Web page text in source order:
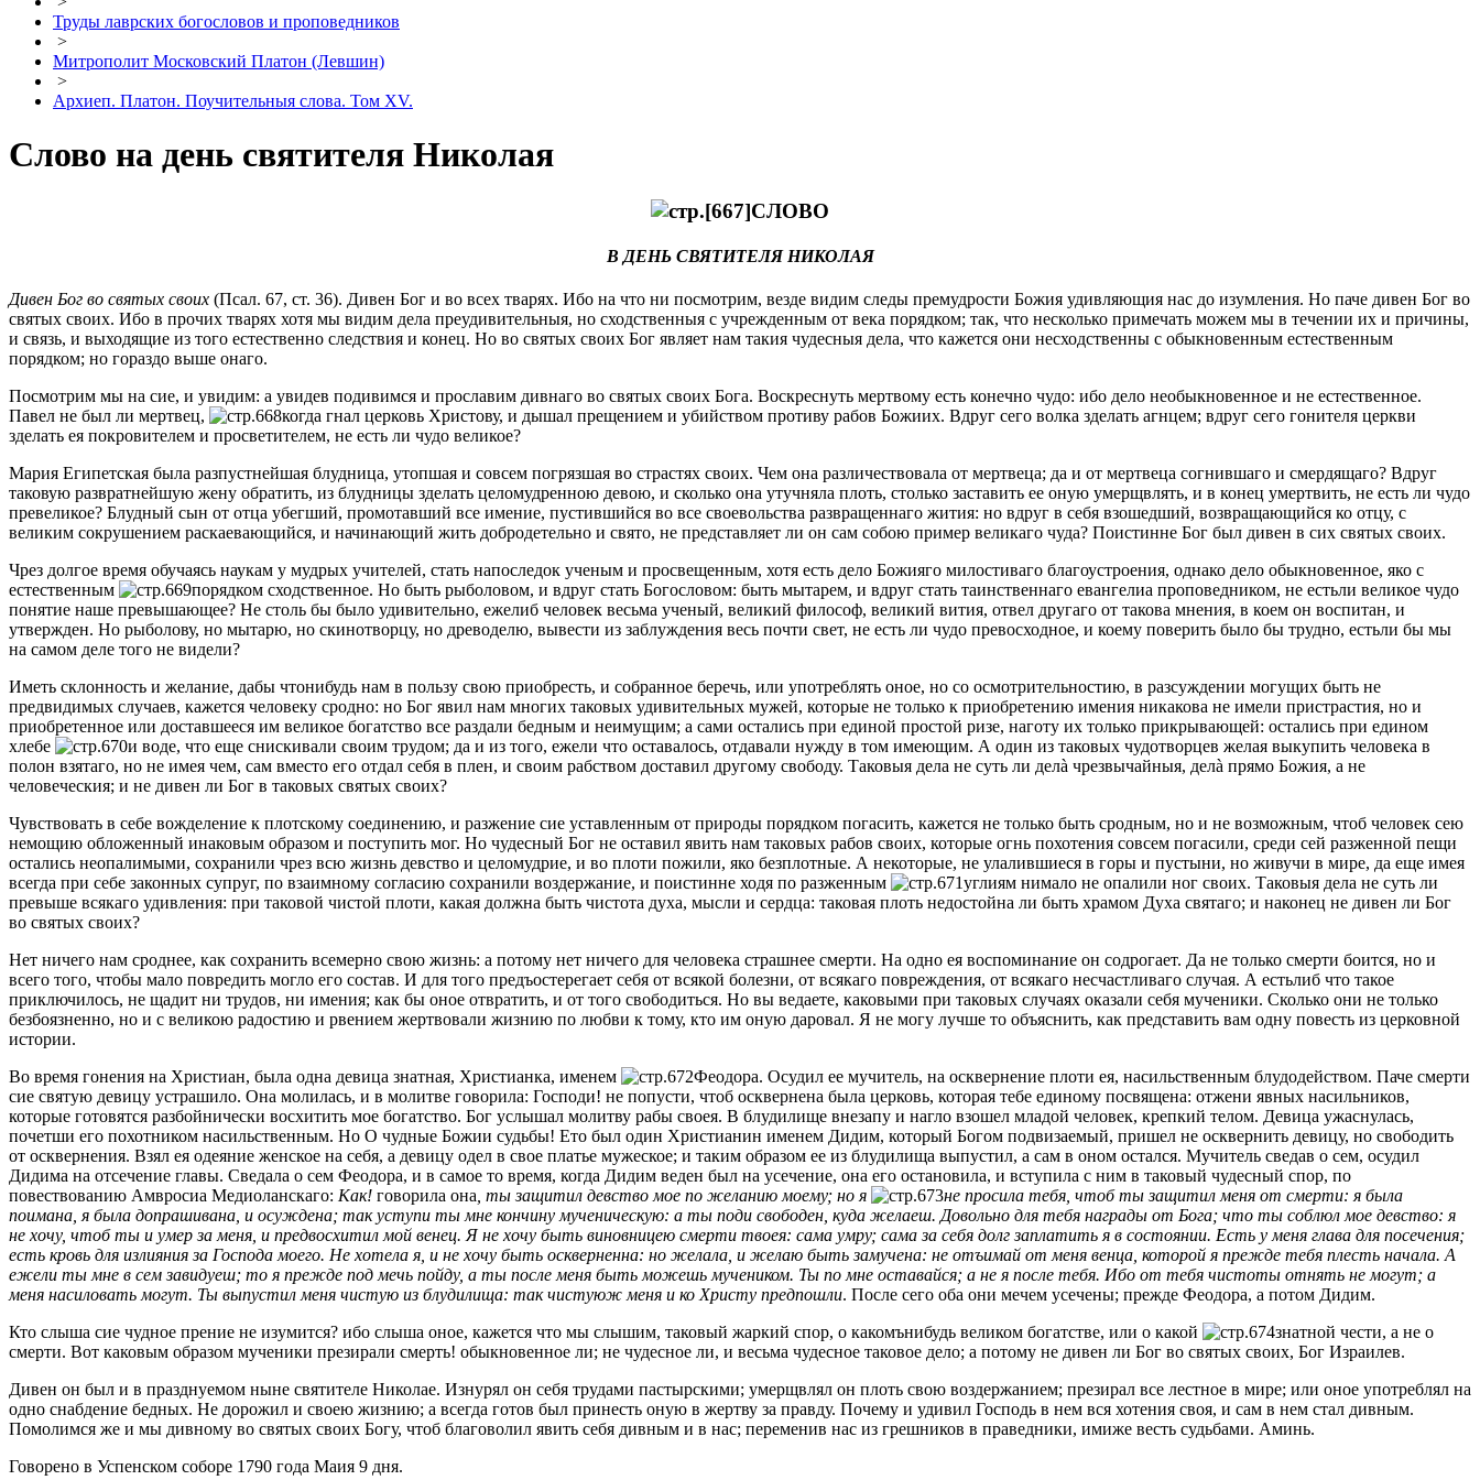
Труды лаврских богословов и проповедников
>
Митрополит Московский Платон (Левшин)
>
Архиеп. Платон. Поучительныя слова. Том XV.
Слово на день святителя Николая
СЛОВО
В ДЕНЬ СВЯТИТЕЛЯ НИКОЛАЯ
Дивен Бог во святых своих (Псал. 67, ст. 36). Дивен Бог и во всех тварях. Ибо на что ни посмотрим, везде видим следы премудрости Божия удивляющия нас до изумления. Но паче дивен Бог во
святых своих. Ибо в прочих тварях хотя мы видим дела преудивительныя, но сходственныя с учрежденным от века порядком; так, что несколько примечать можем мы в течении их и причины,
и связь, и выходящие из того естественно следствия и конец. Но во святых своих Бог являет нам такия чудесныя дела, что кажется они несходственны с обыкновенным естественным
порядком; но гораздо выше онаго.
Посмотрим мы на сие, и увидим: а увидев подивимся и прославим дивнаго во святых своих Бога. Воскреснуть мертвому есть конечно чудо: ибо дело необыкновенное и не естественное.
Павел не был ли мертвец,
когда гнал церковь Христову, и дышал прещением и убийством противу рабов Божиих. Вдруг сего волка зделать агнцем; вдруг сего гонителя церкви
зделать ея покровителем и просветителем, не есть ли чудо великое?
Мария Египетская была разпустнейшая блудница, утопшая и совсем погрязшая во страстях своих. Чем она различествовала от мертвеца; да и от мертвеца согнившаго и смердящаго? Вдруг
таковую развратнейшую жену обратить, из блудницы зделать целомудренною девою, и сколько она утучняла плоть, столько заставить ее оную умерщвлять, и в конец умертвить, не есть ли чудо
превеликое? Блудный сын от отца убегший, промотавший все имение, пустившийся во все своевольства развращеннаго жития: но вдруг в себя взошедший, возвращающийся ко отцу, с
великим сокрушением раскаевающийся, и начинающий жить добродетельно и свято, не представляет ли он сам собою пример великаго чуда? Поистинне Бог был дивен в сих святых своих.
Чрез долгое время обучаясь наукам у мудрых учителей, стать напоследок ученым и просвещенным, хотя есть дело Божияго милостиваго благоустроения, однако дело обыкновенное, яко с
естественным
порядком сходственное. Но быть рыболовом, и вдруг стать Богословом: быть мытарем, и вдруг стать таинственнаго евангелиа проповедником, не естьли великое чудо
понятие наше превышающее? Не столь бы было удивительно, ежелиб человек весьма ученый, великий философ, великий вития, отвел другаго от такова мнения, в коем он воспитан, и
утвержден. Но рыболову, но мытарю, но скинотворцу, но древоделю, вывести из заблуждения весь почти свет, не есть ли чудо превосходное, и коему поверить было бы трудно, естьли бы мы
на самом деле того не видели?
Иметь склонность и желание, дабы чтонибудь нам в пользу свою приобресть, и собранное беречь, или употреблять оное, но со осмотрительностию, в разсуждении могущих быть не
предвидимых случаев, кажется человеку сродно: но Бог явил нам многих таковых удивительных мужей, которые не только к приобретению имения никакова не имели пристрастия, но и
приобретенное или доставшееся им великое богатство все раздали бедным и неимущим; а сами остались при единой простой ризе, наготу их только прикрывающей: остались при едином
хлебе
и воде, что еще снискивали своим трудом; да и из того, ежели что оставалось, отдавали нужду в том имеющим. А один из таковых чудотворцев желая выкупить человека в
полон взятаго, но не имея чем, сам вместо его отдал себя в плен, и своим рабством доставил другому свободу. Таковыя дела не суть ли делà чрезвычайныя, делà прямо Божия, а не
человеческия; и не дивен ли Бог в таковых святых своих?
Чувствовать в себе вожделение к плотскому соединению, и разжение сие уставленным от природы порядком погасить, кажется не только быть сродным, но и не возможным, чтоб человек сею
немощию обложенный инаковым образом и поступить мог. Но чудесный Бог не оставил явить нам таковых рабов своих, которые огнь похотения совсем погасили, среди сей разженной пещи
остались неопалимыми, сохранили чрез всю жизнь девство и целомудрие, и во плоти пожили, яко безплотные. А некоторые, не улалившиеся в горы и пустыни, но живучи в мире, да еще имея
всегда при себе законных супруг, по взаимному согласию сохранили воздержание, и поистинне ходя по разженным
углиям нимало не опалили ног своих. Таковыя дела не суть ли
превыше всякаго удивления: при таковой чистой плоти, какая должна быть чистота духа, мысли и сердца: таковая плоть недостойна ли быть храмом Духа святаго; и наконец не дивен ли Бог
во святых своих?
Нет ничего нам сроднее, как сохранить всемерно свою жизнь: а потому нет ничего для человека страшнее смерти. На одно ея воспоминание он содрогает. Да не только смерти боится, но и
всего того, чтобы мало повредить могло его состав. И для того предъостерегает себя от всякой болезни, от всякаго повреждения, от всякаго несчастливаго случая. А естьлиб что такое
приключилось, не щадит ни трудов, ни имения; как бы оное отвратить, и от того свободиться. Но вы ведаете, каковыми при таковых случаях оказали себя мученики. Сколько они не только
безбоязненно, но и с великою радостию и рвением жертвовали жизнию по любви к тому, кто им оную даровал. Я не могу лучше то объяснить, как представить вам одну повесть из церковной
истории.
Во время гонения на Христиан, была одна девица знатная, Христианка, именем
Феодора. Осудил ее мучитель, на осквернение плоти ея, насильственным блудодейством. Паче смерти
сие святую девицу устрашило. Она молилась, и в молитве говорила: Господи! не попусти, чтоб осквернена была церковь, которая тебе единому посвящена: отжени явных насильников,
которые готовятся разбойнически восхитить мое богатство. Бог услышал молитву рабы своея. В блудилище внезапу и нагло взошел младой человек, крепкий телом. Девица ужаснулась,
почетши его похотником насильственным. Но О чудные Божии судьбы! Ето был один Христианин именем Дидим, который Богом подвизаемый, пришел не осквернить девицу, но свободить
от осквернения. Взял ея одеяние женское на себя, а девицу одел в свое платье мужеское; и таким образом ее из блудилища выпустил, а сам в оном остался. Мучитель сведав о сем, осудил
Дидима на отсечение главы. Сведала о сем Феодора, и в самое то время, когда Дидим веден был на усечение, она его остановила, и вступила с ним в таковый чудесный спор, по
повествованию Амвросиа Медиоланскаго: Как! говорила она, ты защитил девство мое по желанию моему; но я
не просила тебя, чтоб ты защитил меня от смерти: я была
поимана, я была допрашивана, и осуждена; так уступи ты мне кончину мученическую: а ты поди свободен, куда желаеш. Довольно для тебя награды от Бога; что ты соблюл мое девство: я
не хочу, чтоб ты и умер за меня, и предвосхитил мой венец. Я не хочу быть виновницею смерти твоея: сама умру; сама за себя долг заплатить я в состоянии. Есть у меня глава для посечения;
есть кровь для излияния за Господа моего. Не хотела я, и не хочу быть оскверненна: но желала, и желаю быть замучена: не отъимай от меня венца, которой я прежде тебя плесть начала. А
ежели ты мне в сем завидуеш; то я прежде под мечь пойду, а ты после меня быть можешь мучеником. Ты по мне оставайся; а не я после тебя. Ибо от тебя чистоты отнять не могут; а
меня насиловать могут. Ты выпустил меня чистую из блудилища: так чистуюж меня и ко Христу предпошли. После сего оба они мечем усечены; прежде Феодора, а потом Дидим.
Кто слыша сие чудное прение не изумится? ибо слыша оное, кажется что мы слышим, таковый жаркий спор, о какомънибудь великом богатстве, или о какой
знатной чести, а не о
смерти. Вот каковым образом мученики презирали смерть! обыкновенное ли; не чудесное ли, и весьма чудесное таковое дело; а потому не дивен ли Бог во святых своих, Бог Израилев.
Дивен он был и в празднуемом ныне святителе Николае. Изнурял он себя трудами пастырскими; умерщвлял он плоть свою воздержанием; презирал все лестное в мире; или оное употреблял на
одно снабдение бедных. Не дорожил и своею жизнию; а всегда готов был принесть оную в жертву за правду. Почему и удивил Господь в нем вся хотения своя, и сам в нем стал дивным.
Помолимся же и мы дивному во святых своих Богу, чтоб благоволил явить себя дивным и в нас; переменив нас из грешников в праведники, имиже весть судьбами. Аминь.
Говорено в Успенском соборе 1790 года Маия 9 дня.